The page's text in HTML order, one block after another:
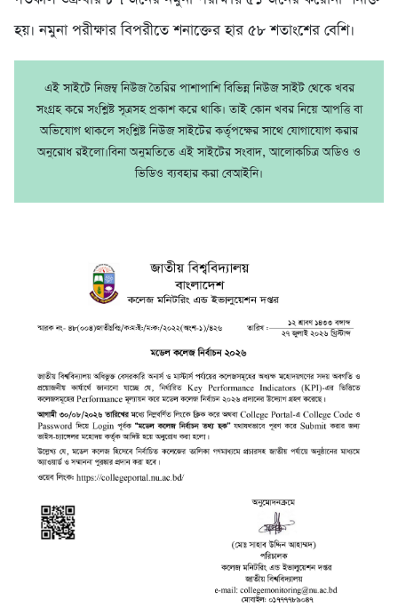
হয়। নমুনা পরীক্ষার বিপরীতে শনাক্তের হার ৫৮ শতাংশের বেশি।
এই সাইটে নিজম্ব নিউজ তৈরির পাশাপাশি বিভিন্ন নিউজ সাইট থেকে খবর
সংগ্রহ করে সংশ্লিষ্ট সূত্রসহ প্রকাশ করে থাকি। তাই কোন খবর নিয়ে আপত্তি বা
অভিযোগ থাকলে সংশ্লিষ্ট নিউজ সাইটের কর্তৃপক্ষের সাথে যোগাযোগ করার
অনুরোধ রইলো।বিনা অনুমতিতে এই সাইটের সংবাদ, আলোকচিত্র অডিও ও
ভিডিও ব্যবহার করা বেআইনি।